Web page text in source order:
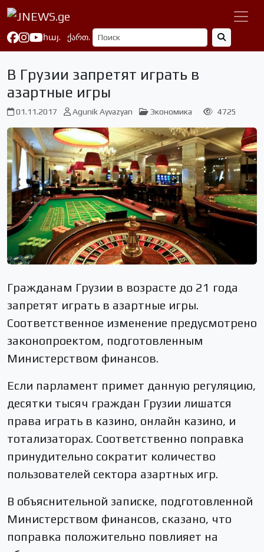
հայ. ქართ.
В Грузии запретят играть в
азартные игры
01.11.2017 Agunik Ayvazyan Экономика 4725
Гражданам Грузии в возрасте до 21 года
запретят играть в азартные игры.
Соответственное изменение предусмотрено
законопроектом, подготовленным
Министерством финансов.
Если парламент примет данную регуляцию,
десятки тысяч граждан Грузии лишатся
права играть в казино, онлайн казино, и
тотализаторах. Соответственно поправка
принудительно сократит количество
пользователей сектора азартных игр.
В объяснительной записке, подготовленной
Министерством финансов, сказано, что
поправка положительно повлияет на